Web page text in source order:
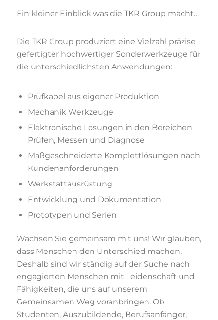
Ein kleiner Einblick was die TKR Group macht…
Die TKR Group produziert eine Vielzahl präzise
gefertigter hochwertiger Sonderwerkzeuge für
die unterschiedlichsten Anwendungen:
Prüfkabel aus eigener Produktion
Mechanik Werkzeuge
Elektronische Lösungen in den Bereichen
Prüfen, Messen und Diagnose
Maßgeschneiderte Komplettlösungen nach
Kundenanforderungen
Werkstattausrüstung
Entwicklung und Dokumentation
Prototypen und Serien
Wachsen Sie gemeinsam mit uns! Wir glauben,
dass Menschen den Unterschied machen.
Deshalb sind wir ständig auf der Suche nach
engagierten Menschen mit Leidenschaft und
Fähigkeiten, die uns auf unserem
Gemeinsamen Weg voranbringen. Ob
Studenten, Auszubildende, Berufsanfänger,